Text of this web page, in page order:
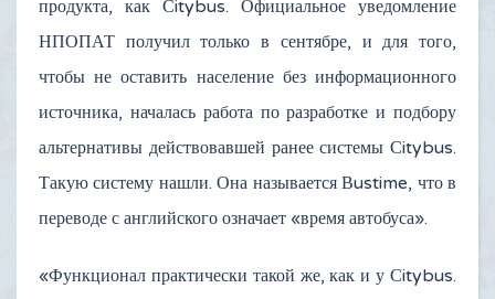
продукта, как Сitybus. Официальное уведомление
НПОПАТ получил только в сентябре, и для того,
чтобы не оставить население без информационного
источника, началась работа по разработке и подбору
альтернативы действовавшей ранее системы Сitybus.
Такую систему нашли. Она называется Вustime, что в
переводе с английского означает «время автобуса».
«Функционал практически такой же, как и у Сitybus.